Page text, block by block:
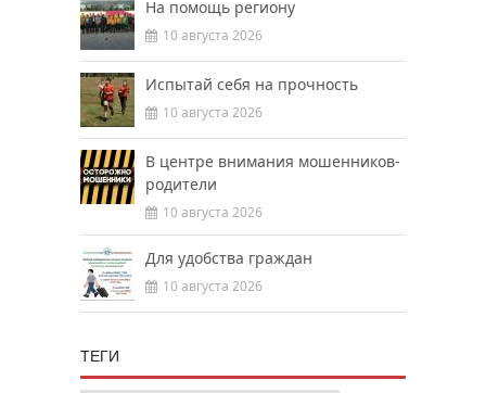
На помощь региону
10 августа 2026
Испытай себя на прочность
10 августа 2026
В центре внимания мошенников-
родители
10 августа 2026
Для удобства граждан
10 августа 2026
ТЕГИ